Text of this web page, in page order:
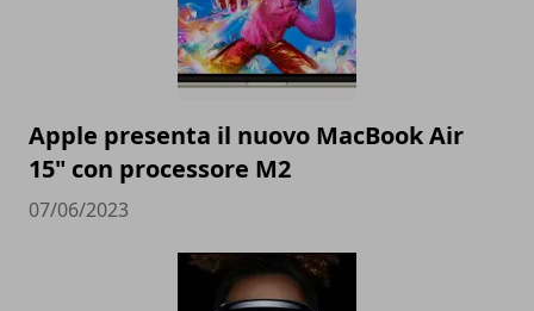
Apple presenta il nuovo MacBook Air
15" con processore M2
07/06/2023